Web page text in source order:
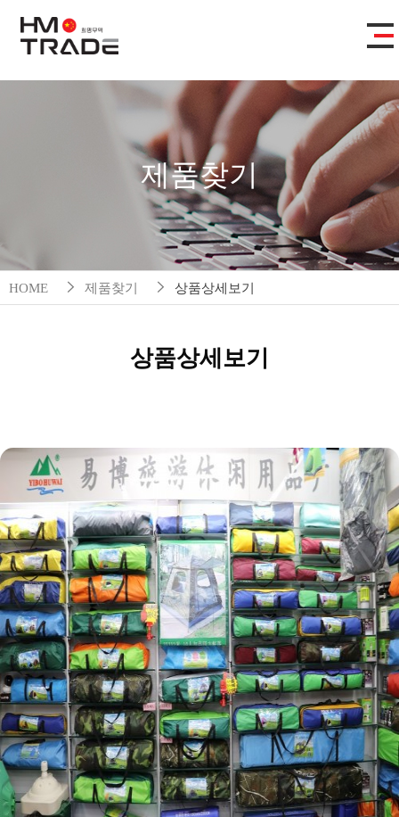
제품찾기
HOME 제품찾기 상품상세보기
상품상세보기